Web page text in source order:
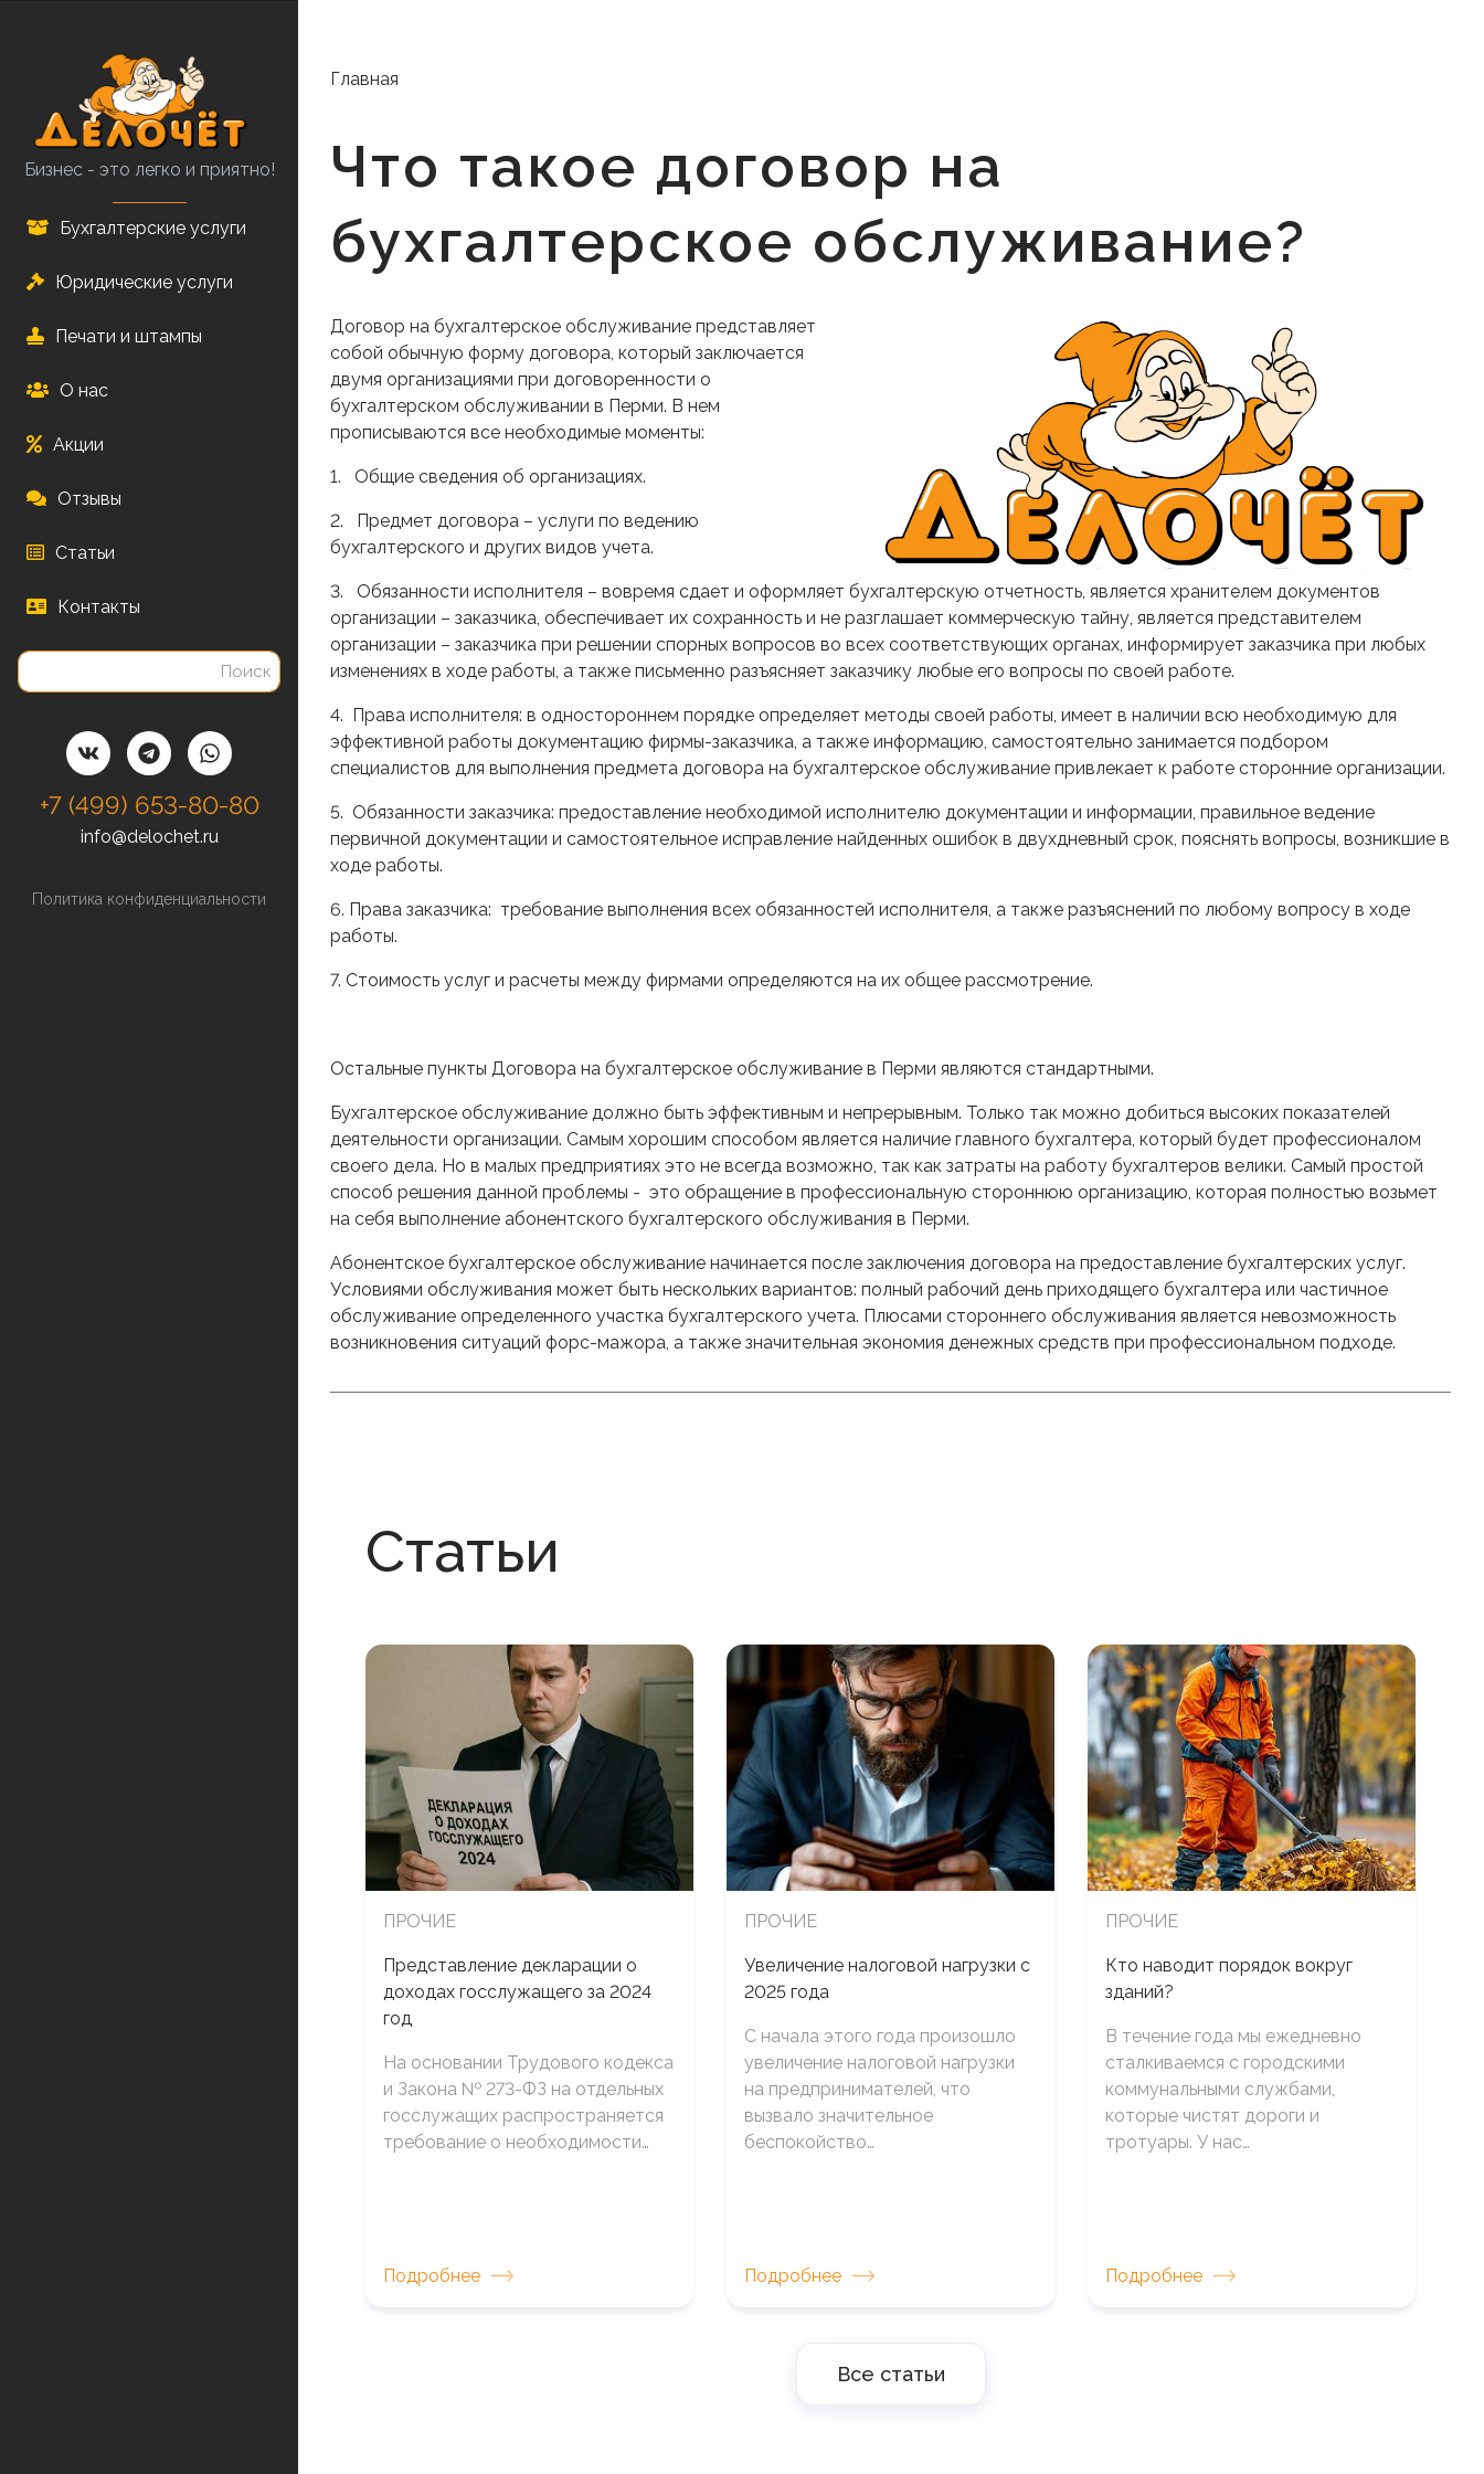
содержанию
Бизнес - это легко и приятно!
Бухгалтерские услуги
Юридические услуги
Печати и штампы
О нас
Акции
Отзывы
Статьи
Контакты
+7 (499) 653-80-80
info@delochet.ru
Политика конфиденциальности
Главная
Что такое договор на
бухгалтерское обслуживание?
Договор на бухгалтерское обслуживание представляет
собой обычную форму договора, который заключается
двумя организациями при договоренности о
бухгалтерском обслуживании в Перми. В нем
прописываются все необходимые моменты:
1. Общие сведения об организациях.
2. Предмет договора – услуги по ведению
бухгалтерского и других видов учета.
3. Обязанности исполнителя – вовремя сдает и оформляет бухгалтерскую отчетность, является хранителем документов
организации – заказчика, обеспечивает их сохранность и не разглашает коммерческую тайну, является представителем
организации – заказчика при решении спорных вопросов во всех соответствующих органах, информирует заказчика при любых
изменениях в ходе работы, а также письменно разъясняет заказчику любые его вопросы по своей работе.
4. Права исполнителя: в одностороннем порядке определяет методы своей работы, имеет в наличии всю необходимую для
эффективной работы документацию фирмы-заказчика, а также информацию, самостоятельно занимается подбором
специалистов для выполнения предмета договора на бухгалтерское обслуживание привлекает к работе сторонние организации.
5. Обязанности заказчика: предоставление необходимой исполнителю документации и информации, правильное ведение
первичной документации и самостоятельное исправление найденных ошибок в двухдневный срок, пояснять вопросы, возникшие в
ходе работы.
6. Права заказчика: требование выполнения всех обязанностей исполнителя, а также разъяснений по любому вопросу в ходе
работы.
7. Стоимость услуг и расчеты между фирмами определяются на их общее рассмотрение.
Остальные пункты Договора на бухгалтерское обслуживание в Перми являются стандартными.
Бухгалтерское обслуживание должно быть эффективным и непрерывным. Только так можно добиться высоких показателей
деятельности организации. Самым хорошим способом является наличие главного бухгалтера, который будет профессионалом
своего дела. Но в малых предприятиях это не всегда возможно, так как затраты на работу бухгалтеров велики. Самый простой
способ решения данной проблемы - это обращение в профессиональную стороннюю организацию, которая полностью возьмет
на себя выполнение абонентского бухгалтерского обслуживания в Перми.
Абонентское бухгалтерское обслуживание начинается после заключения договора на предоставление бухгалтерских услуг.
Условиями обслуживания может быть нескольких вариантов: полный рабочий день приходящего бухгалтера или частичное
обслуживание определенного участка бухгалтерского учета. Плюсами стороннего обслуживания является невозможность
возникновения ситуаций форс-мажора, а также значительная экономия денежных средств при профессиональном подходе.
Статьи
ПРОЧИЕ
Представление декларации о
доходах госслужащего за 2024
год
На основании Трудового кодекса
и Закона № 273-ФЗ на отдельных
госслужащих распространяется
требование о необходимости…
Подробнее
ПРОЧИЕ
Увеличение налоговой нагрузки с
2025 года
С начала этого года произошло
увеличение налоговой нагрузки
на предпринимателей, что
вызвало значительное
беспокойство…
Подробнее
ПРОЧИЕ
Кто наводит порядок вокруг
зданий?
В течение года мы ежедневно
сталкиваемся с городскими
коммунальными службами,
которые чистят дороги и
тротуары. У нас…
Подробнее
Все статьи